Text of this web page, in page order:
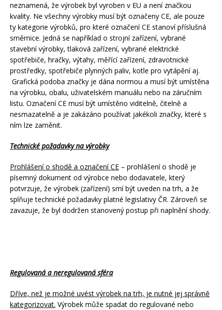
neznamená, že výrobek byl vyroben v EU a není značkou
kvality. Ne všechny výrobky musí být označeny CE, ale pouze
ty kategorie výrobků, pro které označení CE stanoví příslušná
směrnice. Jedná se například o strojní zařízení, vybrané
stavební výrobky, tlaková zařízení, vybrané elektrické
spotřebiče, hračky, výtahy, měřící zařízení, zdravotnické
prostředky, spotřebiče plynných paliv, kotle pro vytápění aj.
Grafická podoba značky je dána normou a musí být umístěna
na výrobku, obalu, uživatelském manuálu nebo na záručním
listu. Označení CE musí být umístěno viditelně, čitelně a
nesmazatelně a je zakázáno používat jakékoli značky, které s
ním lze zaměnit.
Technické požadavky na výrobky
Prohlášení o shodě a označení CE – prohlášení o shodě je
písemný dokument od výrobce nebo dodavatele, který
potvrzuje, že výrobek (zařízení) smí být uveden na trh, a že
splňuje technické požadavky platné legislativy ČR. Zároveň se
zavazuje, že byl dodržen stanovený postup při naplnění shody.
Regulovaná a neregulovaná sféra
Dříve, než je možné uvést výrobek na trh, je nutné jej správně
kategorizovat. Výrobek může spadat do regulované nebo